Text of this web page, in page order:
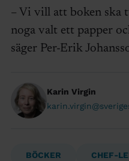
– Vi vill att boken ska
noga valt ett papper
säger Per-Erik
Karin Virgin
BÖCKER CHEF-